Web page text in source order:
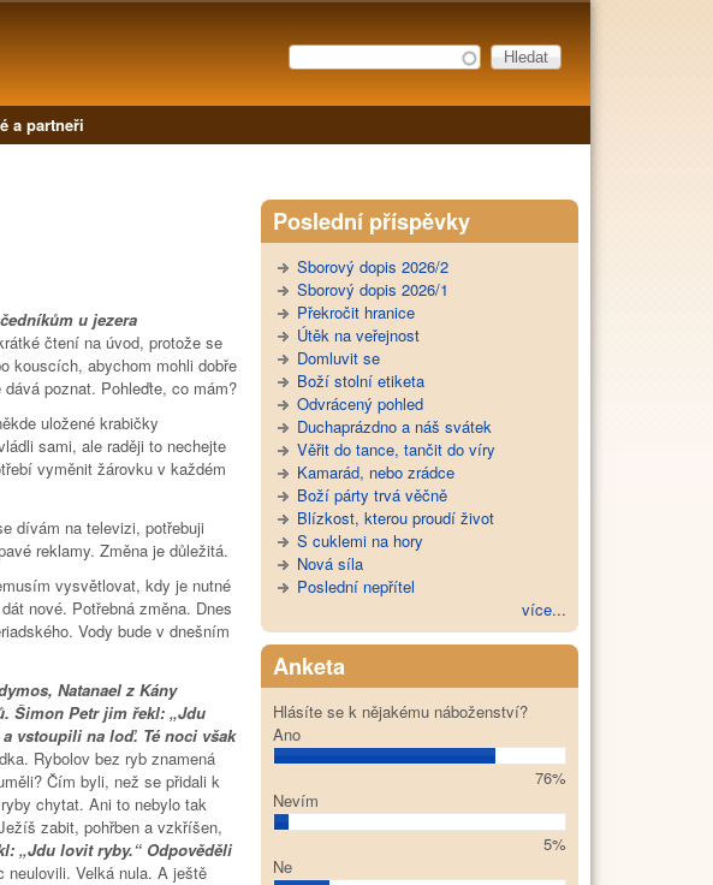
Vyhledávání
Hledat
a partneři
u jezera
čtení na úvod, protože se
kouscích, abychom mohli dobře
poznat. Pohleďte, co mám?
uložené krabičky
sami, ale raději to nechejte
vyměnit žárovku v každém
dívám na televizi, potřebuji
reklamy. Změna je důležitá.
vysvětlovat, kdy je nutné
nové. Potřebná změna. Dnes
Vody bude v dnešním
Natanael z Kány
Šimon Petr jim řekl: „Jdu
vstoupili na loď. Té noci však
Rybolov bez ryb znamená
Čím byli, než se přidali k
chytat. Ani to nebylo tak
zabit, pohřben a vzkříšen,
„Jdu lovit ryby.“ Odpověděli
neulovili. Velká nula. A ještě
Poslední příspěvky
Sborový dopis 2026/2
Sborový dopis 2026/1
Překročit hranice
Útěk na veřejnost
Domluvit se
Boží stolní etiketa
Odvrácený pohled
Duchaprázdno a náš svátek
Věřit do tance, tančit do víry
Kamarád, nebo zrádce
Boží párty trvá věčně
Blízkost, kterou proudí život
S cuklemi na hory
Nová síla
Poslední nepřítel
více...
Anketa
Hlásíte se k nějakému náboženství?
Ano
76%
Nevím
5%
Ne